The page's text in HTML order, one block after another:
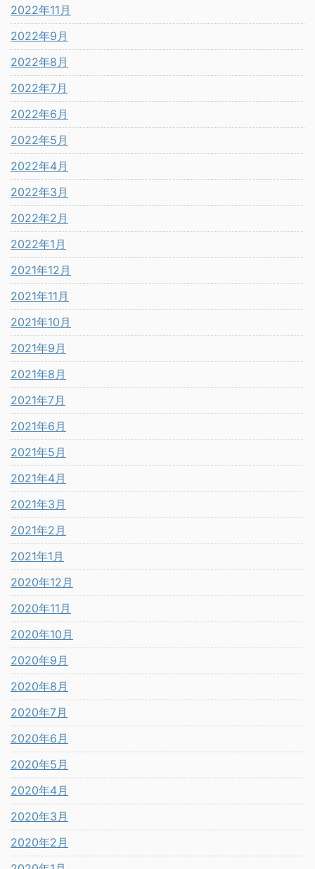
2022年11月
2022年9月
2022年8月
2022年7月
2022年6月
2022年5月
2022年4月
2022年3月
2022年2月
2022年1月
2021年12月
2021年11月
2021年10月
2021年9月
2021年8月
2021年7月
2021年6月
2021年5月
2021年4月
2021年3月
2021年2月
2021年1月
2020年12月
2020年11月
2020年10月
2020年9月
2020年8月
2020年7月
2020年6月
2020年5月
2020年4月
2020年3月
2020年2月